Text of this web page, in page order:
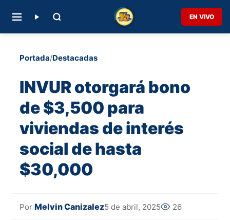
EN VIVO
Portada/Destacadas
INVUR otorgará bono
de $3,500 para
viviendas de interés
social de hasta
$30,000
Por Melvin Canizalez5 de abril, 2025 26